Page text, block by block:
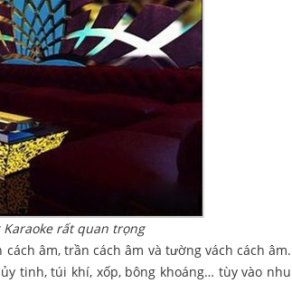
rất quan trọng
âm, trần cách âm và tường vách cách
tinh, túi khí, xốp, bông khoáng… tùy vào